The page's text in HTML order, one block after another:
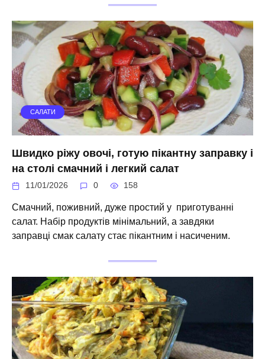
САЛАТИ
Швидко ріжу овочі, готую пікантну заправку і
на столі смачний і легкий салат
11/01/2026 0 158
Смачний, поживний, дуже простий у приготуванні
салат. Набір продуктів мінімальний, а завдяки
заправці смак салату стає пікантним і насиченим.